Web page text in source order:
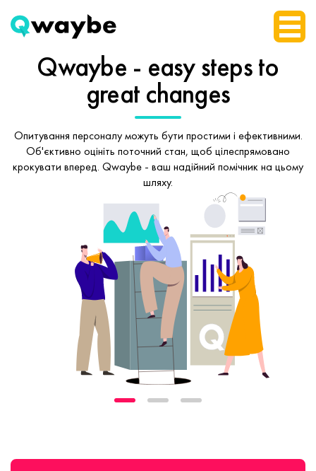
Qwaybe - easy stepsto
great changes
Опитування персоналу можуть бути простими і ефективними.
Об'єктивно оцініть поточний стан, щоб цілеспрямовано
крокувати вперед. Qwaybe - ваш надійний помічник на цьому
шляху.